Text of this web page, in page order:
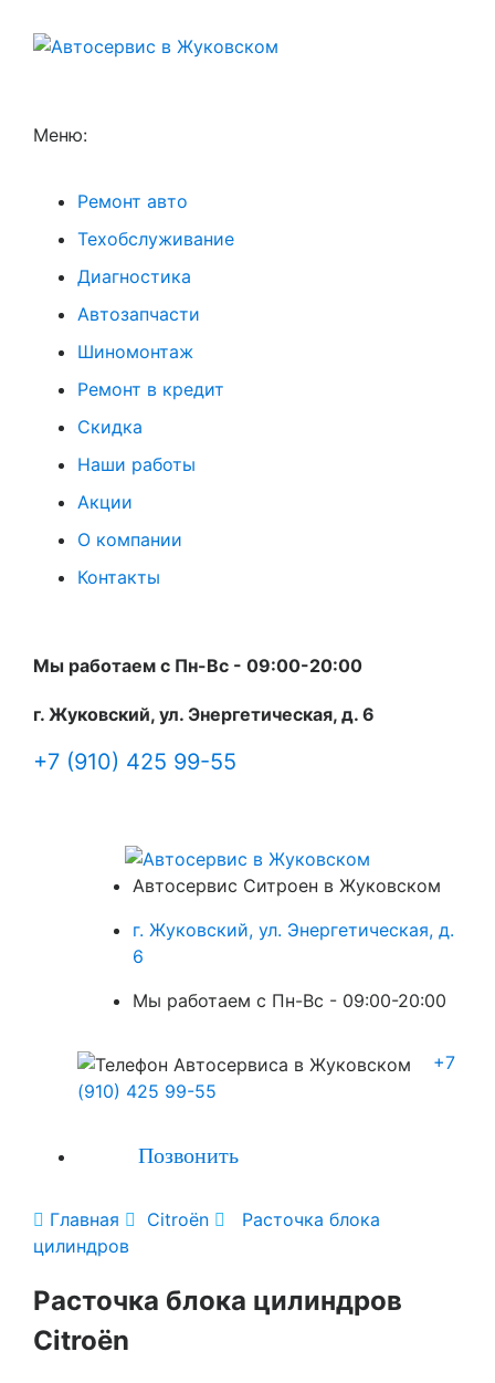
Меню:
Ремонт авто
Техобслуживание
Диагностика
Автозапчасти
Шиномонтаж
Ремонт в кредит
Скидка
Наши работы
Акции
О компании
Контакты
Мы работаем с Пн-Вc - 09:00-20:00
г. Жуковский, ул. Энергетическая, д. 6
+7 (910) 425 99-55
Автосервис Ситроен в Жуковском
г. Жуковский, ул. Энергетическая, д.
6
Мы работаем с Пн-Вc - 09:00-20:00
+7
(910) 425 99-55
Позвонить
 Главная  Citroën 
Расточка блока
цилиндров
Расточка блока цилиндров
Citroën